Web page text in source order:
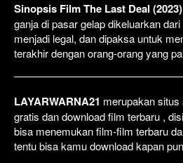
Sinopsis Film The Last Deal (2023)
ganja di pasar gelap dikeluarkan
menjadi legal, dan dipaksa untuk
terakhir dengan orang-orang yang
LAYARWARNA21 merupakan
gratis dan download film terbaru ,
bisa menemukan film-film terbaru
tentu bisa kamu download kapan